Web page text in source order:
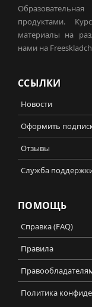
продуктами.
материалы на
нами на
ССЫЛКИ
Новости
Оформить
Отзывы
Служба
ПОМОЩЬ
Справка (FAQ)
Правила
Политика